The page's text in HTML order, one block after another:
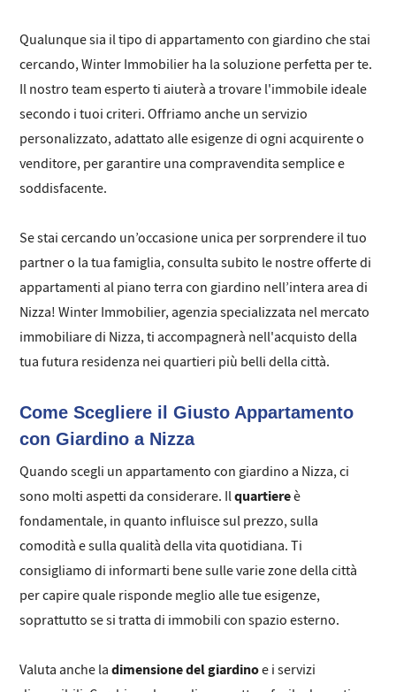
Qualunque sia il tipo di appartamento con giardino che stai
cercando, Winter Immobilier ha la soluzione perfetta per te.
Il nostro team esperto ti aiuterà a trovare l'immobile ideale
secondo i tuoi criteri. Offriamo anche un servizio
personalizzato, adattato alle esigenze di ogni acquirente o
venditore, per garantire una compravendita semplice e
soddisfacente.
Se stai cercando un’occasione unica per sorprendere il tuo
partner o la tua famiglia, consulta subito le nostre offerte di
appartamenti al piano terra con giardino nell’intera area di
Nizza! Winter Immobilier, agenzia specializzata nel mercato
immobiliare di Nizza, ti accompagnerà nell'acquisto della
tua futura residenza nei quartieri più belli della città.
Come Scegliere il Giusto Appartamento
con Giardino a Nizza
Quando scegli un appartamento con giardino a Nizza, ci
sono molti aspetti da considerare. Ilquartiereè
fondamentale, in quanto influisce sul prezzo, sulla
comodità e sulla qualità della vita quotidiana. Ti
consigliamo di informarti bene sulle varie zone della città
per capire quale risponde meglio alle tue esigenze,
soprattutto se si tratta di immobili con spazio esterno.
Valuta anche ladimensione del giardinoe i servizi